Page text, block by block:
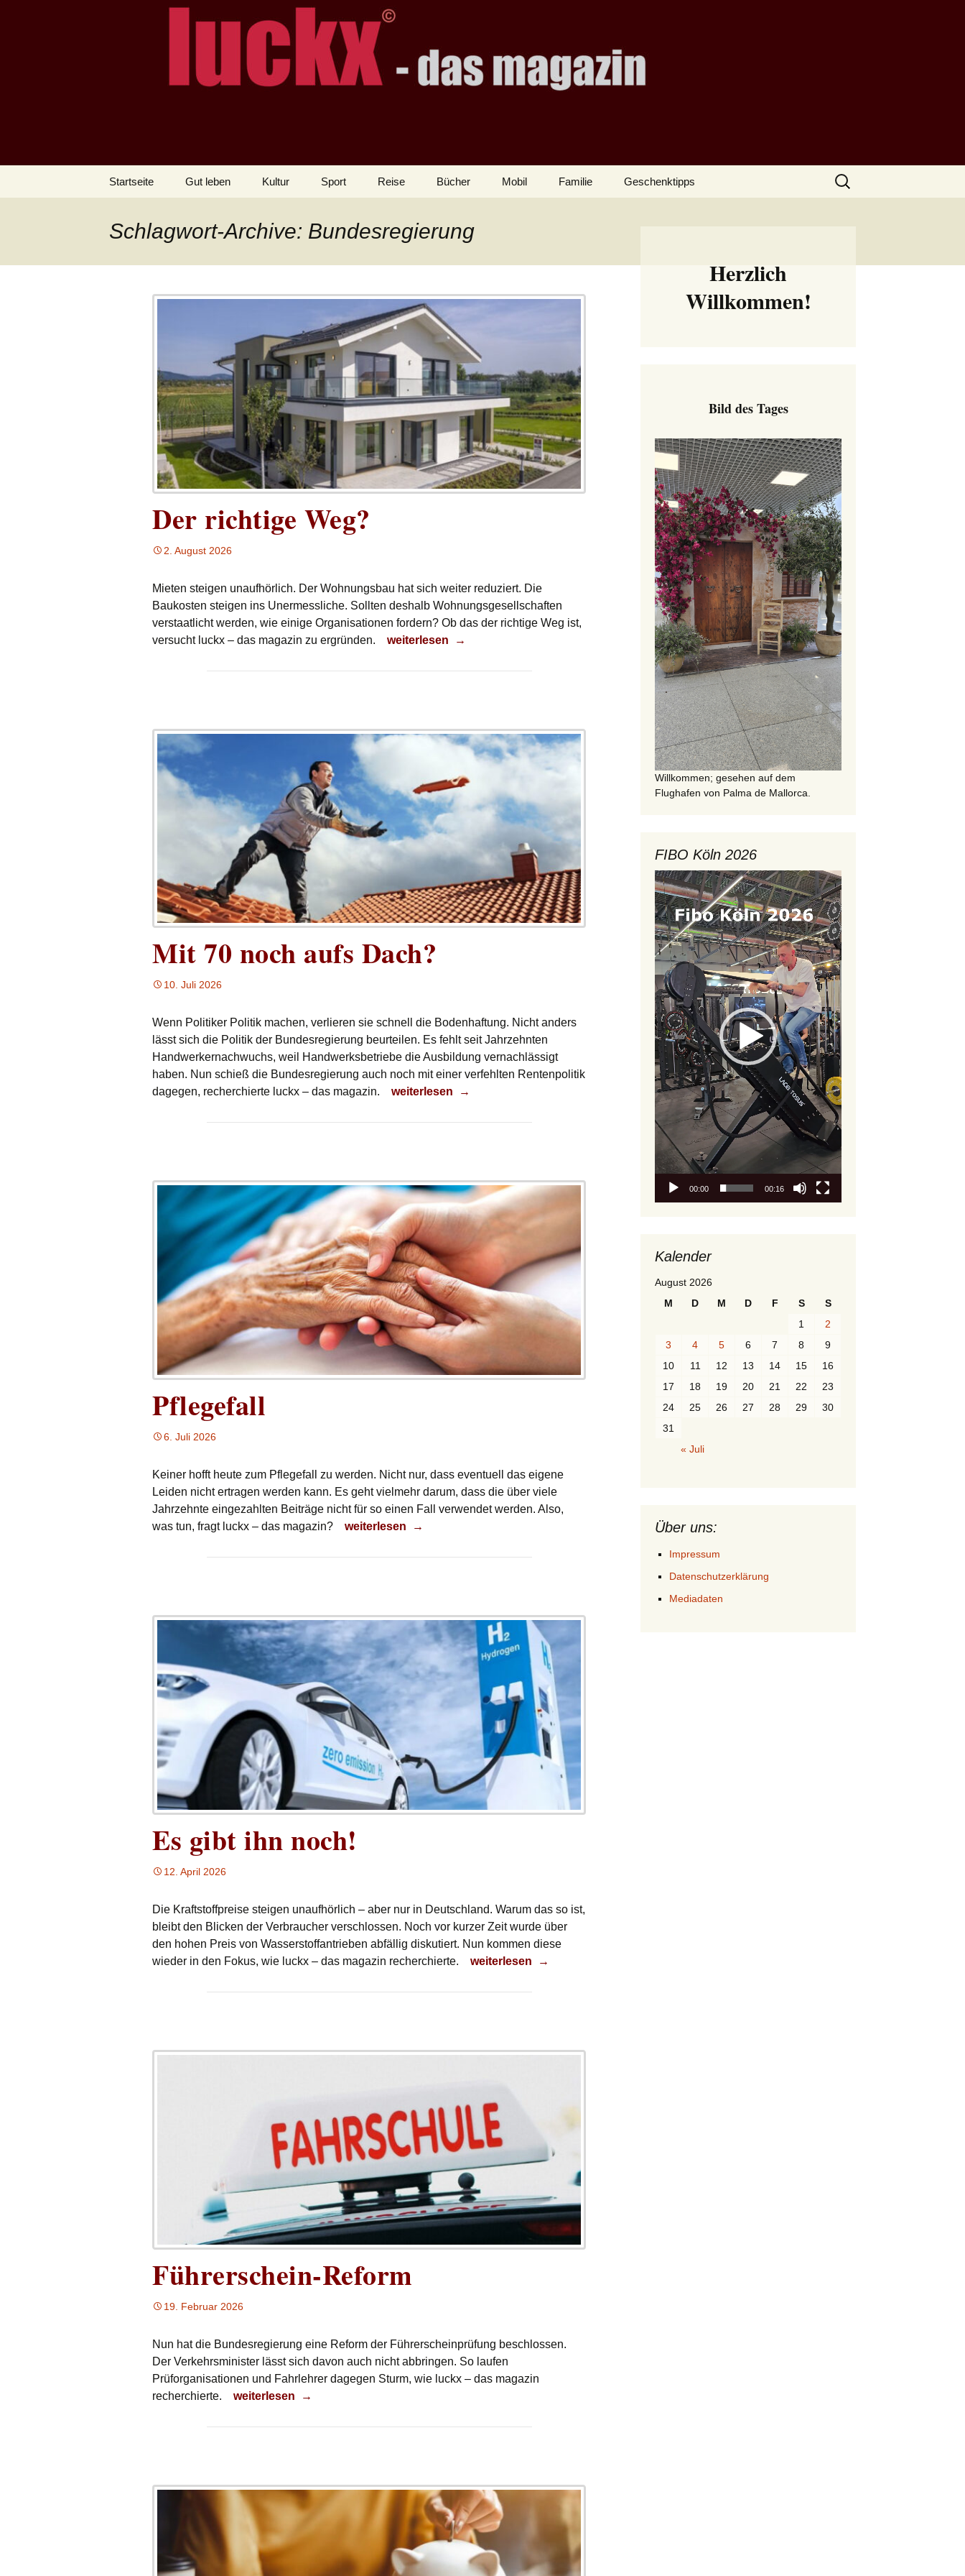
LUCKX
– das Magazin
Startseite Gut leben Kultur Sport Reise Bücher Mobil Familie Geschenktipps
Suchen
nach:
Schlagwort-Archive: Bundesregierung
Der richtige Weg?
2. August 2026
Mieten steigen unaufhörlich. Der Wohnungsbau hat sich weiter reduziert. Die
Baukosten steigen ins Unermessliche. Sollten deshalb Wohnungsgesellschaften
verstaatlicht werden, wie einige Organisationen fordern? Ob das der richtige Weg ist,
versucht luckx – das magazin zu ergründen.
Der richtige Weg?
weiterlesen →
Mit 70 noch aufs Dach?
10. Juli 2026
Wenn Politiker Politik machen, verlieren sie schnell die Bodenhaftung. Nicht anders
lässt sich die Politik der Bundesregierung beurteilen. Es fehlt seit Jahrzehnten
Handwerkernachwuchs, weil Handwerksbetriebe die Ausbildung vernachlässigt
haben. Nun schieß die Bundesregierung auch noch mit einer verfehlten Rentenpolitik
dagegen, recherchierte luckx – das magazin.
Mit 70 noch aufs Dach?
weiterlesen →
Pflegefall
6. Juli 2026
Keiner hofft heute zum Pflegefall zu werden. Nicht nur, dass eventuell das eigene
Leiden nicht ertragen werden kann. Es geht vielmehr darum, dass die über viele
Jahrzehnte eingezahlten Beiträge nicht für so einen Fall verwendet werden. Also,
was tun, fragt luckx – das magazin?
Pflegefall
weiterlesen →
Es gibt ihn noch!
12. April 2026
Die Kraftstoffpreise steigen unaufhörlich – aber nur in Deutschland. Warum das so ist,
bleibt den Blicken der Verbraucher verschlossen. Noch vor kurzer Zeit wurde über
den hohen Preis von Wasserstoffantrieben abfällig diskutiert. Nun kommen diese
wieder in den Fokus, wie luckx – das magazin recherchierte.
Es gibt ihn noch!
weiterlesen →
Führerschein-Reform
19. Februar 2026
Nun hat die Bundesregierung eine Reform der Führerscheinprüfung beschlossen.
Der Verkehrsminister lässt sich davon auch nicht abbringen. So laufen
Prüforganisationen und Fahrlehrer dagegen Sturm, wie luckx – das magazin
recherchierte.
Führerschein-Reform
weiterlesen →
Herzlich
Willkommen!
Bild des Tages
Willkommen; gesehen auf dem
Flughafen von Palma de Mallorca.
FIBO Köln 2026
Video-
Player
00:00 00:16
Kalender
August 2026
M
D M D F S
S
1
2
3
4 5 6 7 8
9
10
11 12 13 14 15
16
17
18 19 20 21 22
23
24
25 26 27 28 29
30
31
« Juli
Über uns:
Impressum
Datenschutzerklärung
Mediadaten